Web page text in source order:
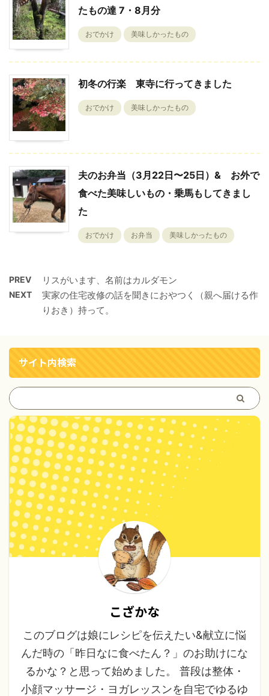
たもの達 7・8月分
おでかけ 美味しかったもの
初冬の行楽 東寺に行ってきました
おでかけ 美味しかったもの
夫のお弁当（3月22日〜25日）& お外で
食べた美味しいもの・乗馬もしてきまし
た
おでかけ お弁当 美味しかったもの
PREV リスがいます、名前はカルダモン
NEXT
実家の住宅改修の話を聞きにおやつく（親へ届ける作
りおき）持って。
サイト内検索
こざかな
このブログは娘にレシピを伝えたい&献立に悩
んだ時の「昨日なに食べたん？」のお助けにな
るかな？と思って始めました。 普段は整体・
小顔マッサージ・ヨガレッスンを自宅でゆるゆ